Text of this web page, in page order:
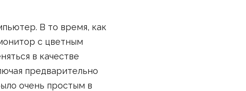
В то время, как
с цветным
в качестве
предварительно
очень простым в